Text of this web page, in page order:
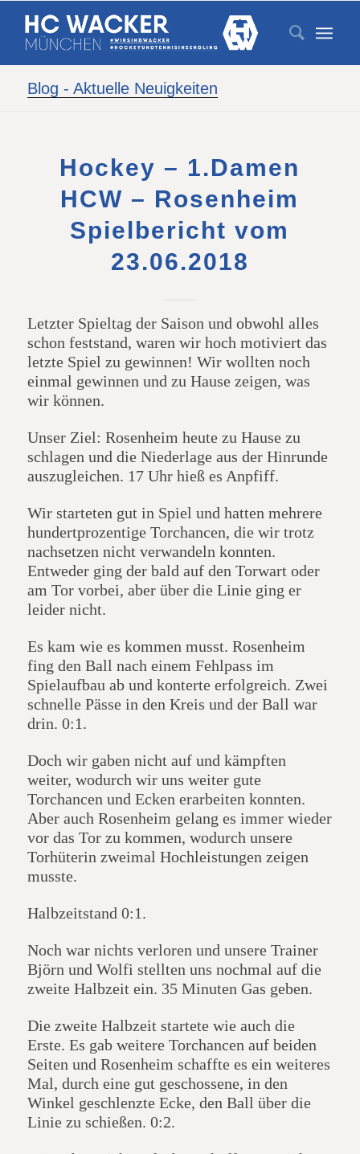
Blog - Aktuelle Neuigkeiten
Hockey – 1.Damen
HCW – Rosenheim
Spielbericht vom
23.06.2018
Letzter Spieltag der Saison und obwohl alles
schon feststand, waren wir hoch motiviert das
letzte Spiel zu gewinnen! Wir wollten noch
einmal gewinnen und zu Hause zeigen, was
wir können.
Unser Ziel: Rosenheim heute zu Hause zu
schlagen und die Niederlage aus der Hinrunde
auszugleichen. 17 Uhr hieß es Anpfiff.
Wir starteten gut in Spiel und hatten mehrere
hundertprozentige Torchancen, die wir trotz
nachsetzen nicht verwandeln konnten.
Entweder ging der bald auf den Torwart oder
am Tor vorbei, aber über die Linie ging er
leider nicht.
Es kam wie es kommen musst. Rosenheim
fing den Ball nach einem Fehlpass im
Spielaufbau ab und konterte erfolgreich. Zwei
schnelle Pässe in den Kreis und der Ball war
drin. 0:1.
Doch wir gaben nicht auf und kämpften
weiter, wodurch wir uns weiter gute
Torchancen und Ecken erarbeiten konnten.
Aber auch Rosenheim gelang es immer wieder
vor das Tor zu kommen, wodurch unsere
Torhüterin zweimal Hochleistungen zeigen
musste.
Halbzeitstand 0:1.
Noch war nichts verloren und unsere Trainer
Björn und Wolfi stellten uns nochmal auf die
zweite Halbzeit ein. 35 Minuten Gas geben.
Die zweite Halbzeit startete wie auch die
Erste. Es gab weitere Torchancen auf beiden
Seiten und Rosenheim schaffte es ein weiteres
Mal, durch eine gut geschossene, in den
Winkel geschlenzte Ecke, den Ball über die
Linie zu schießen. 0:2.